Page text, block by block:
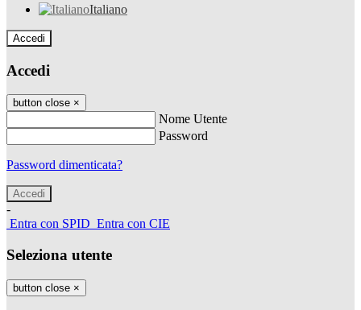
Italiano
Accedi
Accedi
button close ×
Nome Utente
Password
Password dimenticata?
-
Entra con SPID Entra con CIE
Seleziona utente
button close ×